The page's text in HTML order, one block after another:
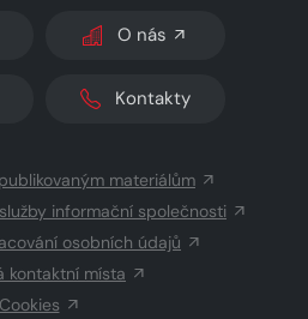
O nás
Kontakty
materiálům
informační společnosti
osobních údajů
kontaktní místa
Cookies